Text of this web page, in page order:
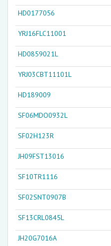
HD0177056
YRJ16FLC11001
HD0859021L
YRJ03CBT11101L
HD189009
SF06MDO0932L
SF02H123R
JH09FST13016
SF10TR1116
SF02SNT0907B
SF13CRL0845L
JH20G7016A